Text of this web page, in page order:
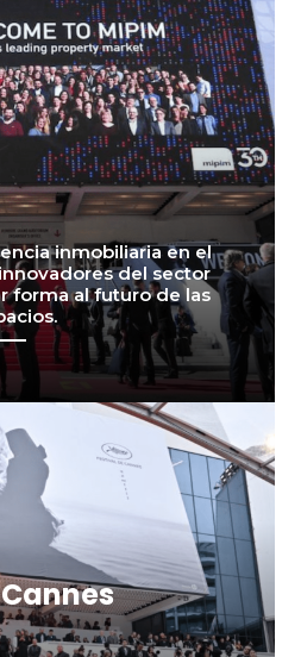
inmobiliaria en el
del sector
forma al futuro de las